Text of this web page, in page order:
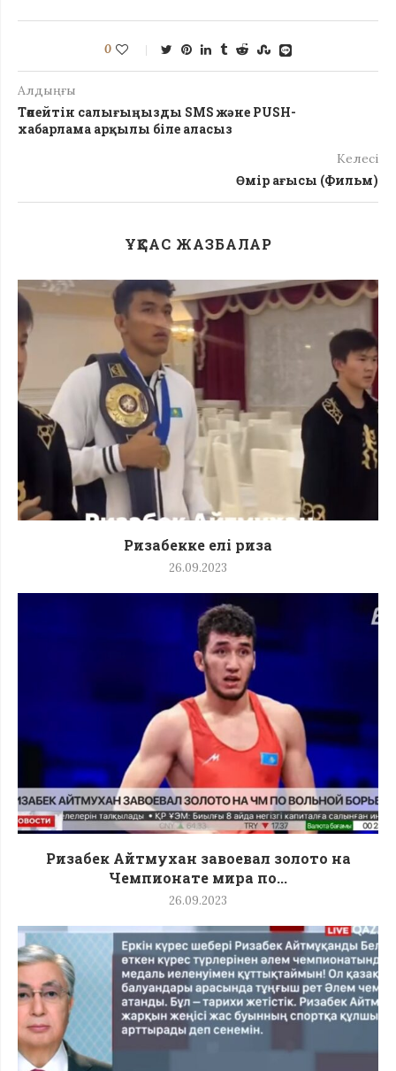
0
Алдыңғы
Төлейтін салығыңызды SMS және PUSH-
хабарлама арқылы біле аласыз
Келесі
Өмір ағысы (Фильм)
ҰҚСАС ЖАЗБАЛАР
Ризабекке елі риза
26.09.2023
Ризабек Айтмухан завоевал золото на
Чемпионате мира по...
26.09.2023